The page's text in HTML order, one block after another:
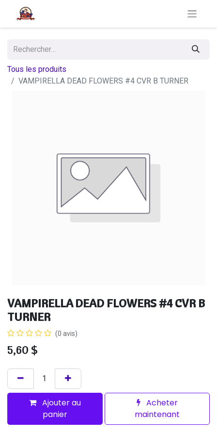
Tous les produits
VAMPIRELLA DEAD FLOWERS #4 CVR B TURNER
VAMPIRELLA DEAD FLOWERS #4 CVR B
TURNER
(0 avis)
5,60 $
Ajouter au
panier
Acheter
maintenant